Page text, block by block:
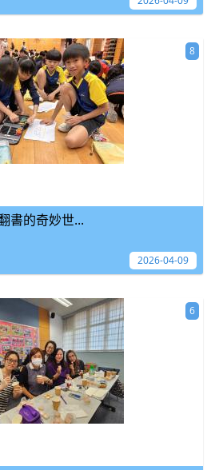
書的奇妙世...
8
2026-04-09
6